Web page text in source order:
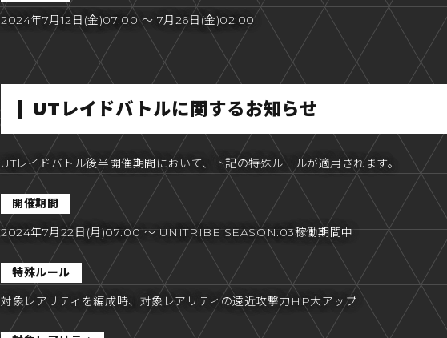
2024年7月12日(金)07:00 ～ 7月26日(金)02:00
UTレイドバトルに関するお知らせ
UTレイドバトル後半開催期間において、下記の特殊ルールが適用されます。
開催期間
2024年7月22日(月)07:00 ～ UNITRIBE SEASON:03稼働期間中
特殊ルール
対象レアリティを編成時、対象レアリティの遠近攻撃力HP大アップ